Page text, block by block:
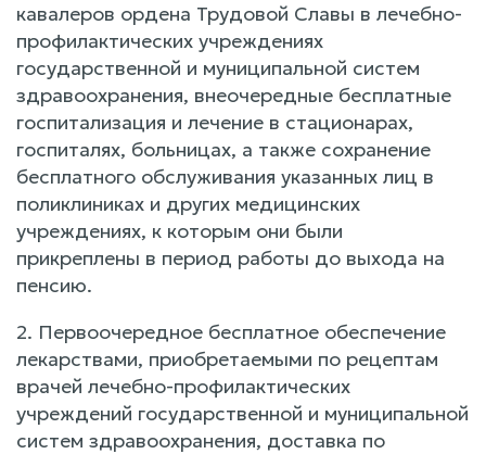
кавалеров ордена Трудовой Славы в лечебно-
профилактических учреждениях
государственной и муниципальной систем
здравоохранения, внеочередные бесплатные
госпитализация и лечение в стационарах,
госпиталях, больницах, а также сохранение
бесплатного обслуживания указанных лиц в
поликлиниках и других медицинских
учреждениях, к которым они были
прикреплены в период работы до выхода на
пенсию.
2. Первоочередное бесплатное обеспечение
лекарствами, приобретаемыми по рецептам
врачей лечебно-профилактических
учреждений государственной и муниципальной
систем здравоохранения, доставка по